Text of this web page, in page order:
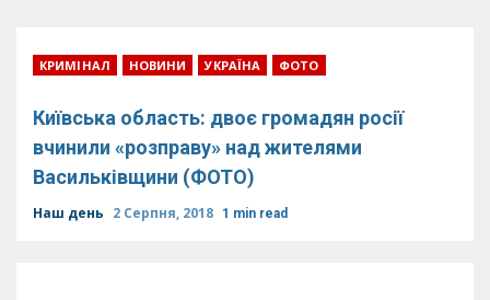
КРИМІНАЛ НОВИНИ УКРАЇНА ФОТО
Київська область: двоє громадян росії
вчинили «розправу» над жителями
Васильківщини (ФОТО)
Наш день 2 Серпня, 2018 1 min read